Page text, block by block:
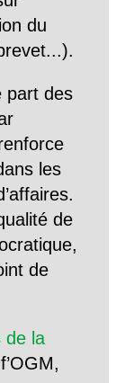
du
part des
les
de
de
de la